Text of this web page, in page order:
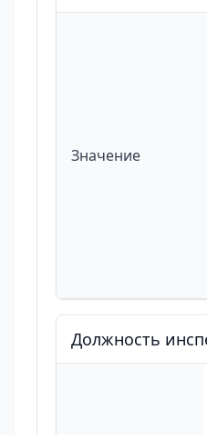
Значение
Должность